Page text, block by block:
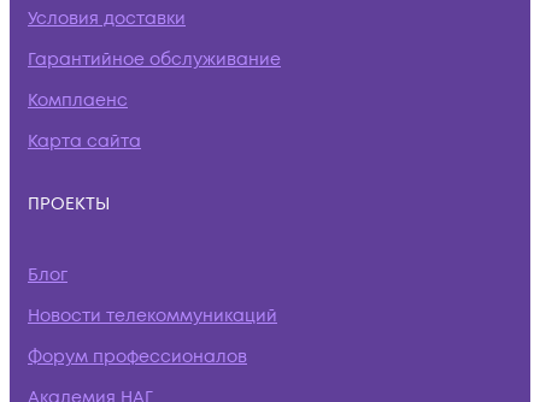
Условия доставки
Гарантийное обслуживание
Комплаенс
Карта сайта
ПРОЕКТЫ
Блог
Новости телекоммуникаций
Форум профессионалов